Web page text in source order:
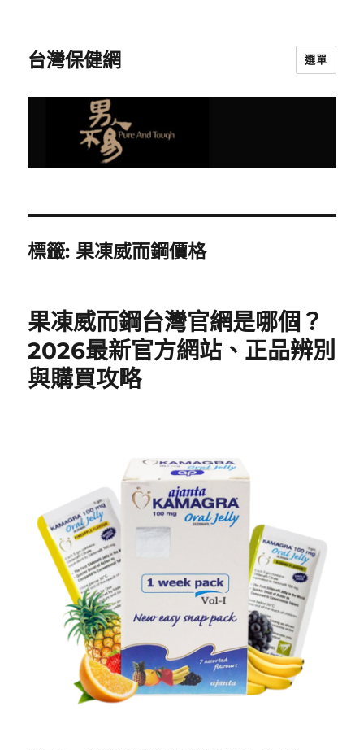
台灣保健網 選單
標籤:果凍威而鋼價格
果凍威而鋼台灣官網是哪個？
2026最新官方網站、正品辨別
與購買攻略